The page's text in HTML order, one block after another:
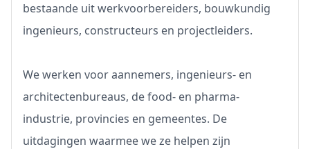
bestaande uit werkvoorbereiders, bouwkundig
ingenieurs, constructeurs en projectleiders.
We werken voor aannemers, ingenieurs- en
architectenbureaus, de food- en pharma-
industrie, provincies en gemeentes. De
uitdagingen waarmee we ze helpen zijn